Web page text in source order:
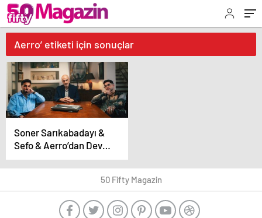
Aerro’ etiketi için sonuçlar
Soner Sarıkabadayı &
Sefo & Aerro’dan Dev
İşbirliği: “HER İKİ
DURUMDA” Yayında!
50 Fifty Magazin